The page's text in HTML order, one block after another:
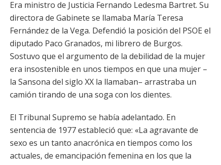
Era ministro de Justicia Fernando Ledesma Bartret. Su
directora de Gabinete se llamaba María Teresa
Fernández de la Vega. Defendió la posición del PSOE el
diputado Paco Granados, mi librero de Burgos.
Sostuvo que el argumento de la debilidad de la mujer
era insostenible en unos tiempos en que una mujer –
la Sansona del siglo XX la llamaban– arrastraba un
camión tirando de una soga con los dientes.
El Tribunal Supremo se había adelantado. En
sentencia de 1977 estableció que: «La agravante de
sexo es un tanto anacrónica en tiempos como los
actuales, de emancipación femenina en los que la